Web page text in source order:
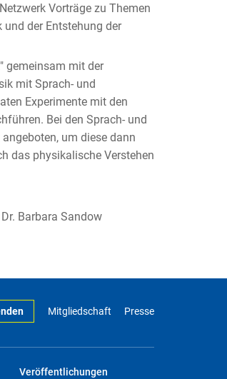
Vorträge zu Themen
der Entstehung der
gemeinsam mit der
mit Sprach- und
Experimente mit den
Bei den Sprach- und
um diese dann
das physikalische Verstehen
Barbara Sandow
Mitgliedschaft Presse
Veröffentlichungen